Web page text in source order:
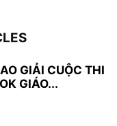
GIẢI CUỘC THI
GIÁO...